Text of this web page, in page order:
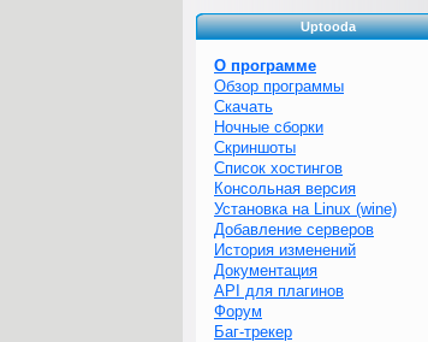
Uptooda
О программе
Обзор программы
Скачать
Ночные сборки
Скриншоты
Список хостингов
Консольная версия
Установка на Linux (wine)
Добавление серверов
История изменений
Документация
API для плагинов
Форум
Баг-трекер